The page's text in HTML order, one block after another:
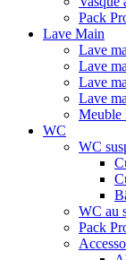
Pack
Lave Main
Lave
Lave
Lave
Lave
Meuble
WC
WC
WC au
Pack